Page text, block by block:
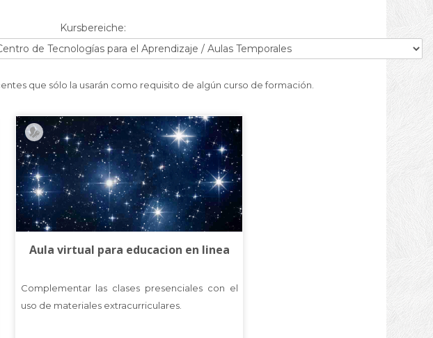
Kursbereiche:
que sólo la usarán como requisito de algún curso de formación.
Aula virtual para educacion en linea
Complementar las clases presenciales con el
uso de materiales extracurriculares.